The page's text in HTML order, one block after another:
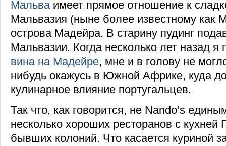
Мальва имеет прямое отношение к
Мальвазия (ныне более известному как
острова Мадейра. В старину пудинг
Мальвазии. Когда несколько лет назад я
вина на Мадейре, мне и в голову не
нибудь окажусь в Южной Африке, куда
кулинарное влияние португальцев.
Так что, как говорится, не Nando’s
несколько хороших ресторанов с кухней
бывших колоний. Что касается куриной